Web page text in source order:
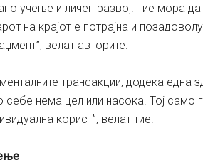
учење и личен развој. Тие мора
на крајот е потрајна и
велат авторите.
трансакции, додека една
нема цел или насока. Тој само
корист”, велат тие.